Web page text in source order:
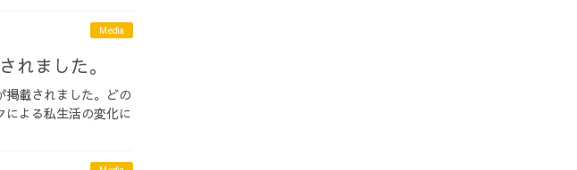
Media
れました。
載されました。どの
による私生活の変化に